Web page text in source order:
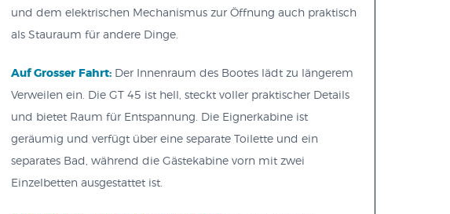
und dem elektrischen Mechanismus zur Öffnung auch praktisch
als Stauraum für andere Dinge.
Auf Grosser Fahrt: Der Innenraum des Bootes lädt zu längerem
Verweilen ein. Die GT 45 ist hell, steckt voller praktischer Details
und bietet Raum für Entspannung. Die Eignerkabine ist
geräumig und verfügt über eine separate Toilette und ein
separates Bad, während die Gästekabine vorn mit zwei
Einzelbetten ausgestattet ist.